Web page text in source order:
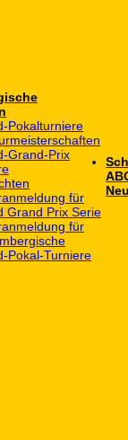
Pokalturniere
Grand-Prix
für
Grand Prix Serie
für
Pokal-Turniere